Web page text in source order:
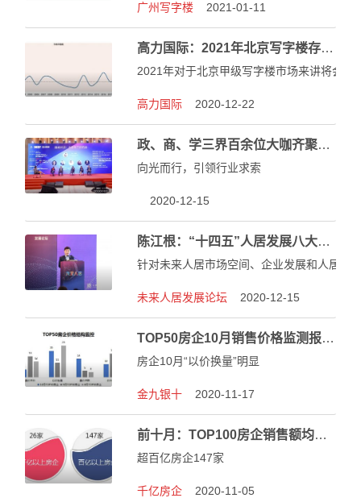
广州写字楼2021-01-11
高力国际：2021年北京写字楼存量租户竞争大战即将拉开帷幕
2021年对于北京甲级写字楼市场来讲将会是
高力国际2020-12-22
政、商、学三界百余位大咖齐聚佛山，把脉不动产资管新变局
向光而行，引领行业求索
2020-12-15
陈江根：“十四五”人居发展八大趋势
针对未来人居市场空间、企业发展和人居发
未来人居发展论坛2020-12-15
TOP50房企10月销售价格监测报告： 促销诚意超越九月，以价换量成为主流
房企10月“以价换量”明显
金九银十2020-11-17
前十月：TOP100房企销售额均值为994.9亿元
超百亿房企147家
千亿房企2020-11-05